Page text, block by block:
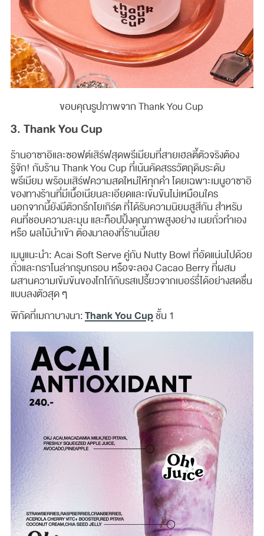
ขอบคุณรูปภาพจาก Thank You Cup
3. Thank You Cup
ร้านอาซาอิและซอฟต์เสิร์ฟสุดพรีเมียมที่สายเฮลตี้ตัวจริงต้อง
รู้จัก! กับร้าน Thank You Cup ที่เน้นคัดสรรวัตถุดิบระดับ
พรีเมียม พร้อมเสิร์ฟความสดใหม่ให้ทุกคำ โดยเฉพาะเมนูอาซาอิ
ของทางร้านที่มีเนื้อเนียนละเอียดและเข้มข้นไม่เหมือนใคร
นอกจากนี้ยังมีตัวกรีกโยเกิร์ต ที่ได้รับความนิยมสูสีกัน สำหรับ
คนที่ชอบความละมุน และท็อปปิ้งคุณภาพสูงอย่าง เนยถั่วทำเอง
หรือ ผลไม้นำเข้า ต้องมาลองที่ร้านนี้เลย
เมนูแนะนำ: Acai Soft Serve คู่กับ Nutty Bowl ที่อัดแน่นไปด้วย
ถั่วและกราโนล่ากรุบกรอบ หรือจะลอง Cacao Berry ที่ผสม
ผสานความเข้มข้นของโกโก้กับรสเปรี้ยวจากเบอร์รี่ได้อย่างสดชื่น
แบบลงตัวสุด ๆ
พิกัดที่เมกาบางนา:Thank You Cupชั้น 1